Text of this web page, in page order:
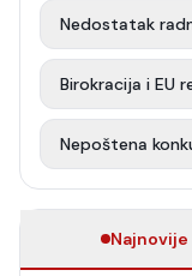
Nedostatak
Birokracija i EU
Nepoštena
Najnovije